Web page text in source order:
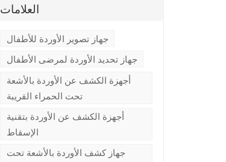
العلامات
جهاز تصوير الأوردة للأطفال
جهاز تحديد الأوردة لمرضى الأطفال
أجهزة الكشف عن الأوردة بالأشعة
تحت الحمراء القريبة
أجهزة الكشف عن الأوردة بتقنية
الإسقاط
جهاز كشف الأوردة بالأشعة تحت